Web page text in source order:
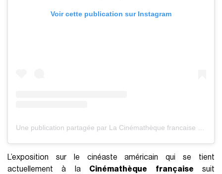
Voir cette publication sur Instagram
L’exposition sur le cinéaste américain qui se tient
actuellement à la Cinémathèque française suit